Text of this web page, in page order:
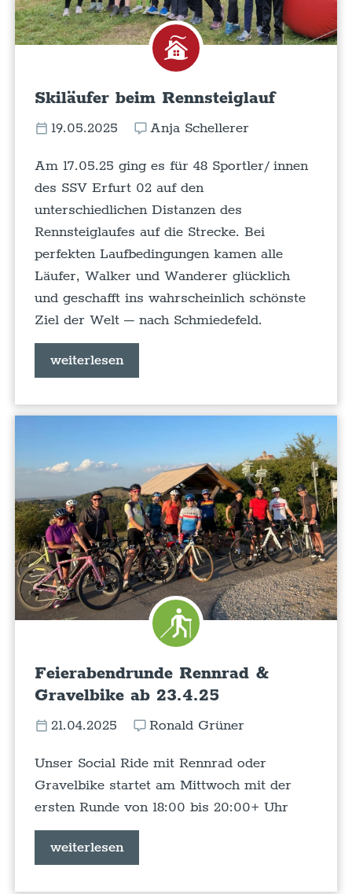
Skiläufer beim Rennsteiglauf
19.05.2025 Anja Schellerer
Am 17.05.25 ging es für 48 Sportler/ innen
des SSV Erfurt 02 auf den
unterschiedlichen Distanzen des
Rennsteiglaufes auf die Strecke. Bei
perfekten Laufbedingungen kamen alle
Läufer, Walker und Wanderer glücklich
und geschafft ins wahrscheinlich schönste
Ziel der Welt – nach Schmiedefeld.
weiterlesen
Feierabendrunde Rennrad &
Gravelbike ab 23.4.25
21.04.2025 Ronald Grüner
Unser Social Ride mit Rennrad oder
Gravelbike startet am Mittwoch mit der
ersten Runde von 18:00 bis 20:00+ Uhr
weiterlesen